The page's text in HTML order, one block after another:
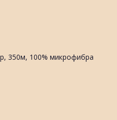
350м, 100% микрофибра